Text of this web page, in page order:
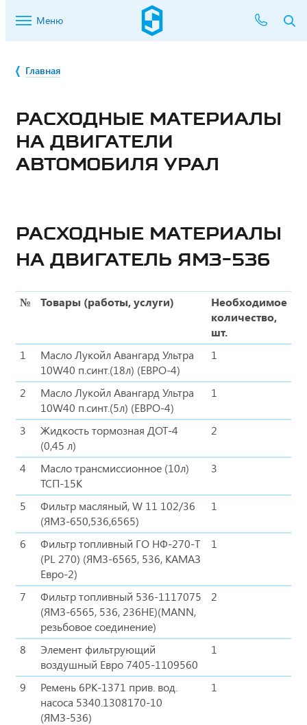
Меню
Главная
РАСХОДНЫЕ МАТЕРИАЛЫ
НА ДВИГАТЕЛИ
АВТОМОБИЛЯ УРАЛ
РАСХОДНЫЕ МАТЕРИАЛЫ
НА ДВИГАТЕЛЬ ЯМЗ-536
№ Товары (работы, услуги)
Необходимое
количество,
шт.
1
Масло Лукойл Авангард Ультра
10W40 п.синт.(18л) (ЕВРО-4)
1
2
Масло Лукойл Авангард Ультра
10W40 п.синт.(5л) (ЕВРО-4)
1
3
Жидкость тормозная ДОТ-4
(0,45 л)
2
4
Масло трансмиссионное (10л)
ТСП-15К
3
5
Фильтр масляный, W 11 102/36
(ЯМЗ-650,536,6565)
1
6
Фильтр топливный ГО НФ-270-Т
(PL 270) (ЯМЗ-6565, 536, КАМАЗ
Евро-2)
1
7
Фильтр топливный 536-1117075
(ЯМЗ-6565, 536, 236НЕ)(MANN,
резьбовое соединение)
2
8
Элемент фильтрующий
воздушный Евро 7405-1109560
1
9
Ремень 6РК-1371 прив. вод.
насоса 5340.1308170-10
(ЯМЗ-536)
1